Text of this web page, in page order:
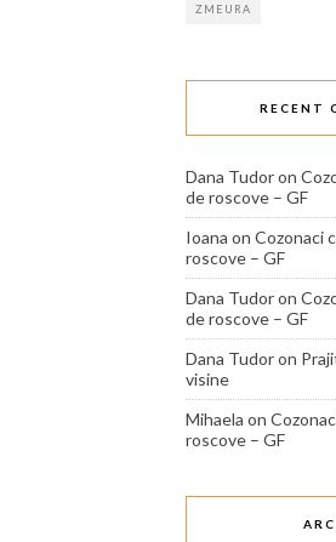
ZMEURA
RECENT
Dana Tudoron
de roscove – GF
Ioana on Cozonaci
roscove – GF
Dana Tudoron
de roscove – GF
Dana Tudoron
visine
Mihaela on
roscove – GF